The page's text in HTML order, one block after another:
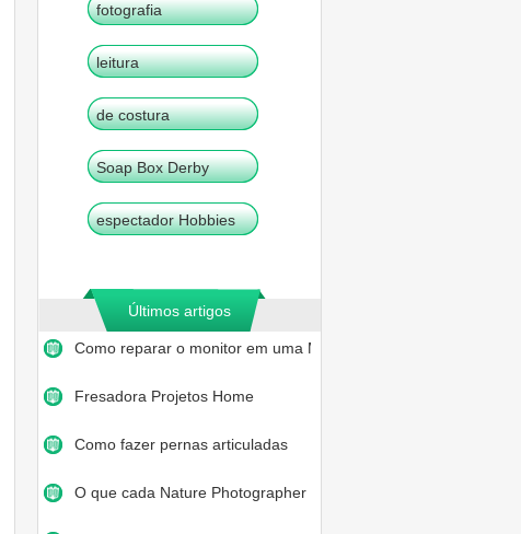
fotografia
leitura
de costura
Soap Box Derby
espectador Hobbies
Últimos artigos
Como reparar o monitor em uma Mo…
Fresadora Projetos Home
Como fazer pernas articuladas
O que cada Nature Photographer N…